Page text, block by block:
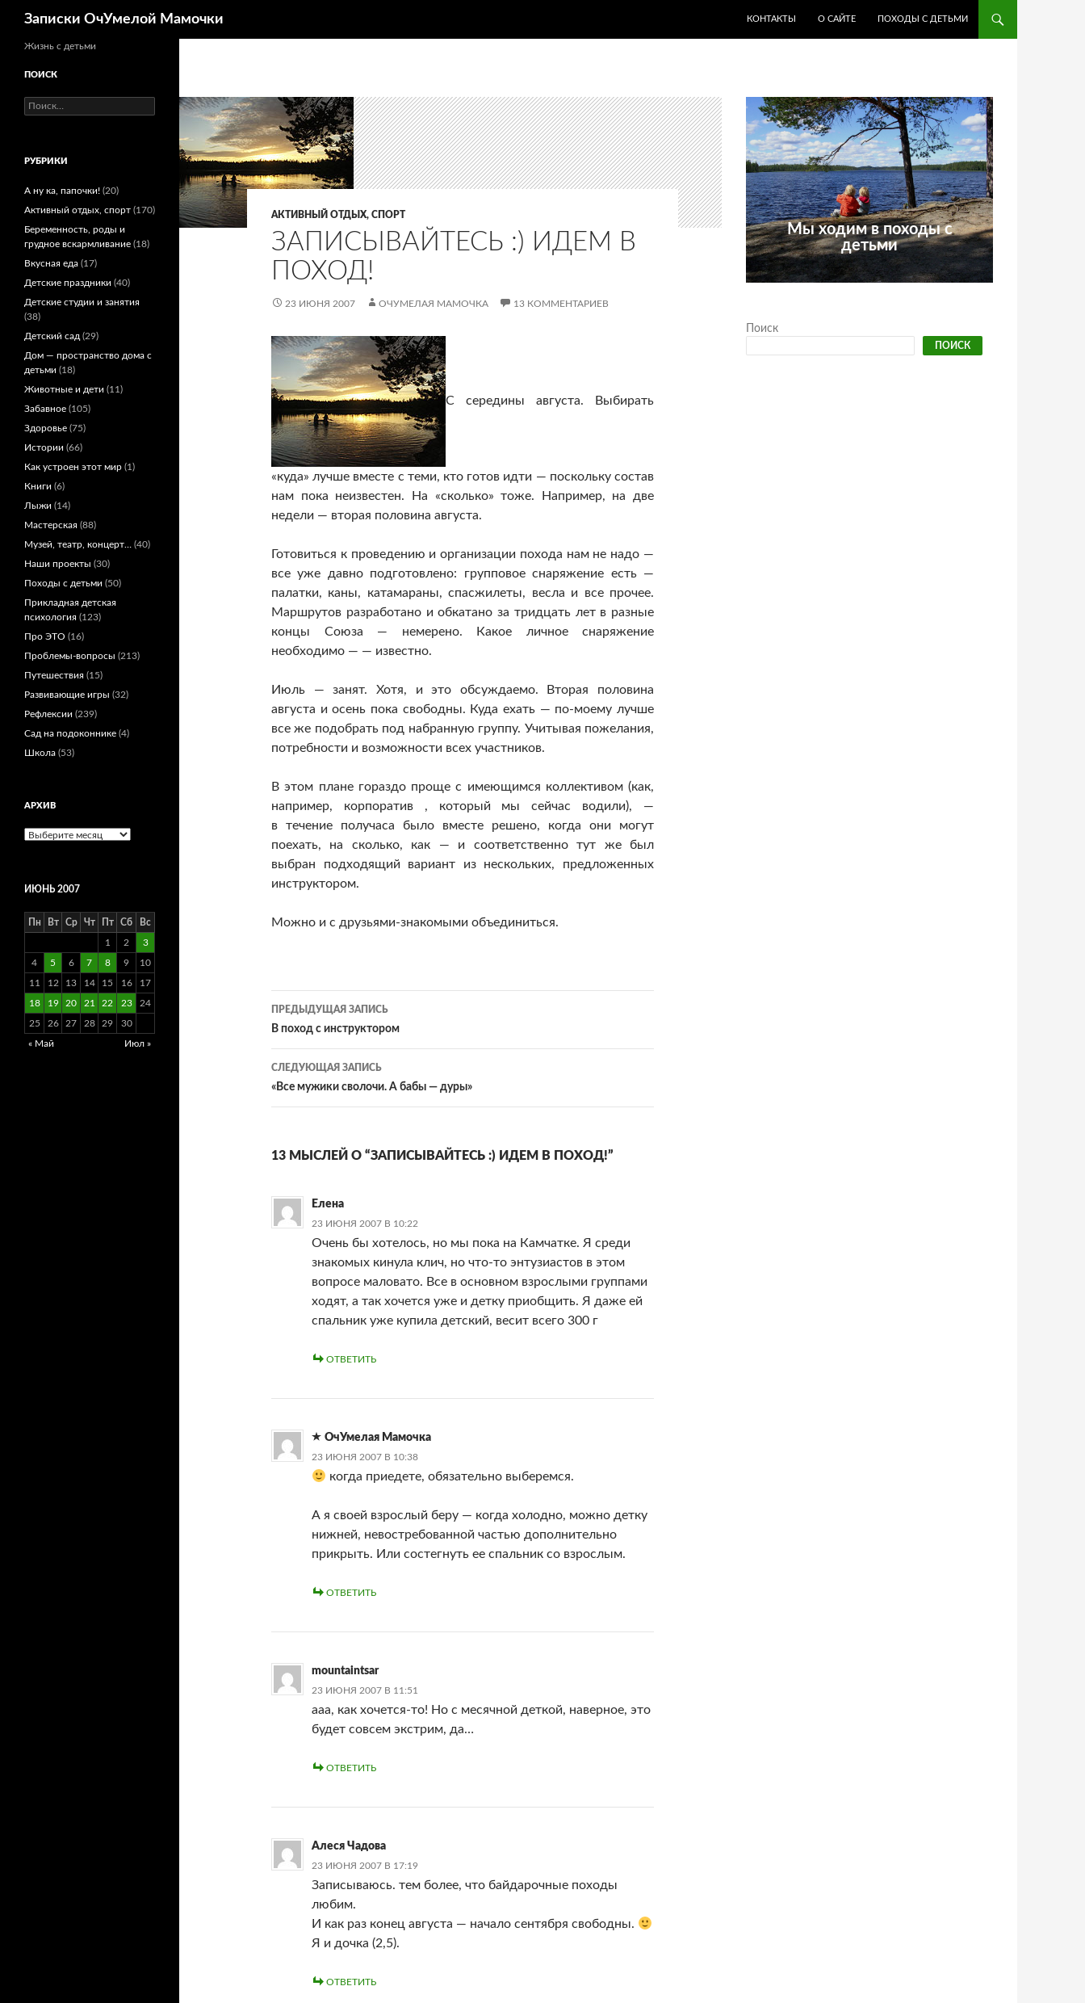
Перейти
Записки ОчУмелой Мамочки КОНТАКТЫ О САЙТЕ ПОХОДЫ С ДЕТЬМИ
АКТИВНЫЙ ОТДЫХ, СПОРТ
ЗАПИСЫВАЙТЕСЬ :) ИДЕМ В
ПОХОД!
23 ИЮНЯ 2007 ОЧУМЕЛАЯ МАМОЧКА 13 КОММЕНТАРИЕВ
С середины августа. Выбирать
«куда» лучше вместе с теми, кто готов идти — поскольку состав
нам пока неизвестен. На «сколько» тоже. Например, на две
недели — вторая половина августа.
Готовиться к проведению и организации похода нам не надо —
все уже давно подготовлено: групповое снаряжение есть —
палатки, каны, катамараны, спасжилеты, весла и все прочее.
Маршрутов разработано и обкатано за тридцать лет в разные
концы Союза — немерено. Какое личное снаряжение
необходимо — — известно.
Июль — занят. Хотя, и это обсуждаемо. Вторая половина
августа и осень пока свободны. Куда ехать — по-моему лучше
все же подобрать под набранную группу. Учитывая пожелания,
потребности и возможности всех участников.
В этом плане гораздо проще с имеющимся коллективом (как,
например, корпоратив , который мы сейчас водили), —
в течение получаса было вместе решено, когда они могут
поехать, на сколько, как — и соответственно тут же был
выбран подходящий вариант из нескольких, предложенных
инструктором.
Можно и с друзьями-знакомыми объединиться.
Навигация
по
записям
ПРЕДЫДУЩАЯ ЗАПИСЬ
В поход с инструктором
СЛЕДУЮЩАЯ ЗАПИСЬ
«Все мужики сволочи. А бабы — дуры»
13 МЫСЛЕЙ О “ЗАПИСЫВАЙТЕСЬ :) ИДЕМ В ПОХОД!”
Елена
23 ИЮНЯ 2007 В 10:22
Очень бы хотелось, но мы пока на Камчатке. Я среди
знакомых кинула клич, но что-то энтузиастов в этом
вопросе маловато. Все в основном взрослыми группами
ходят, а так хочется уже и детку приобщить. Я даже ей
спальник уже купила детский, весит всего 300 г
ОТВЕТИТЬ
ОчУмелая Мамочка
23 ИЮНЯ 2007 В 10:38
когда приедете, обязательно выберемся.
А я своей взрослый беру — когда холодно, можно детку
нижней, невостребованной частью дополнительно
прикрыть. Или состегнуть ее спальник со взрослым.
ОТВЕТИТЬ
mountaintsar
23 ИЮНЯ 2007 В 11:51
ааа, как хочется-то! Но с месячной деткой, наверное, это
будет совсем экстрим, да…
ОТВЕТИТЬ
Алеся Чадова
23 ИЮНЯ 2007 В 17:19
Записываюсь. тем более, что байдарочные походы
любим.
И как раз конец августа — начало сентября свободны.
Я и дочка (2,5).
ОТВЕТИТЬ
Мы ходим в походы с
детьми
Поиск
ПОИСК
Жизнь с детьми
ПОИСК
Найти:
РУБРИКИ
А ну ка, папочки! (20)
Активный отдых, спорт (170)
Беременность, роды и
грудное вскармливание (18)
Вкусная еда (17)
Детские праздники (40)
Детские студии и занятия
(38)
Детский сад (29)
Дом — пространство дома с
детьми (18)
Животные и дети (11)
Забавное (105)
Здоровье (75)
Истории (66)
Как устроен этот мир (1)
Книги (6)
Лыжи (14)
Мастерская (88)
Музей, театр, концерт… (40)
Наши проекты (30)
Походы с детьми (50)
Прикладная детская
психология (123)
Про ЭТО (16)
Проблемы-вопросы (213)
Путешествия (15)
Развивающие игры (32)
Рефлексии (239)
Сад на подоконнике (4)
Школа (53)
АРХИВ
Архив
ИЮНЬ 2007
Пн Вт Ср Чт Пт Сб Вс
1 2 3
4 5 6 7 8 9 10
11 12 13 14 15 16 17
18 19 20 21 22 23 24
25 26 27 28 29 30
« Май Июл »